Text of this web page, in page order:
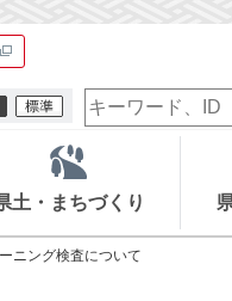
検
索
ー
ー
ド
土・まちづくり
ニング検査について